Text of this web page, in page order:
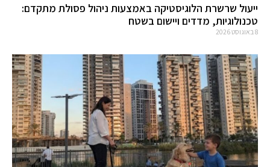
ייעול שרשרת הלוגיסטיקה באמצעות ניהול פסולת מתקדם:
טכנולוגיות, מדדים ויישום בשטח
8 באוגוסט 2026